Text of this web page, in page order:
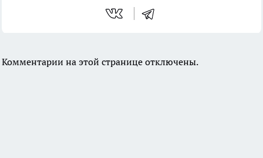
Комментарии на этой странице отключены.